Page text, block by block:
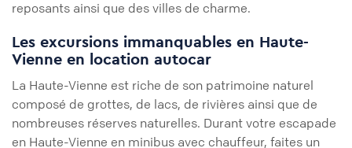
reposants ainsi que des villes de charme.
Les excursions immanquables en Haute-
Vienne en location autocar
La Haute-Vienne est riche de son patrimoine naturel
composé de grottes, de lacs, de rivières ainsi que de
nombreuses réserves naturelles. Durant votre escapade
en Haute-Vienne en minibus avec chauffeur, faites un